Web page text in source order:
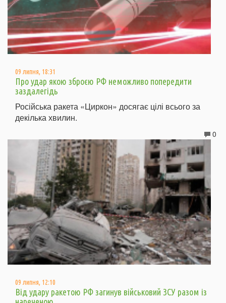
09 липня, 18:31
Про удар якою зброєю РФ неможливо попередити
заздалегідь
Російська ракета «Циркон» досягає цілі всього за
декілька хвилин.
0
09 липня, 12:10
Від удару ракетою РФ загинув військовий ЗСУ разом із